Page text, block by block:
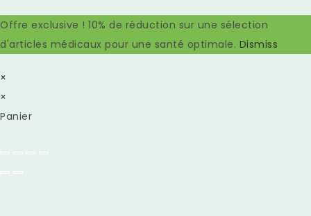
Offre exclusive ! 10% de réduction sur une sélection
d'articles médicaux pour une santé optimale. Dismiss
×
×
Panier